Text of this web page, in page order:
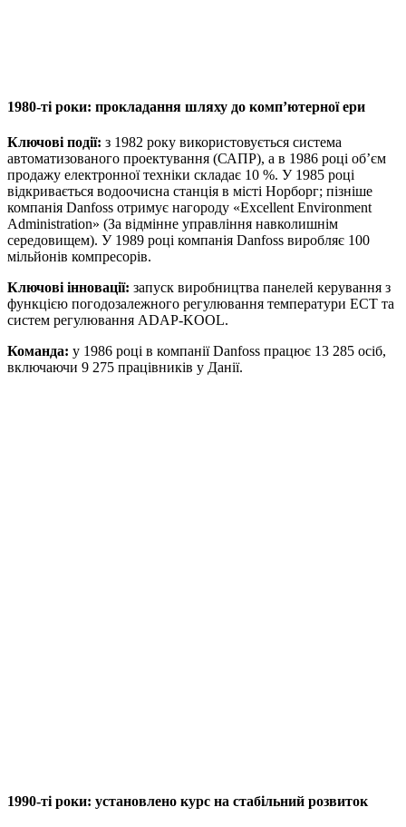
1980-ті роки: прокладання шляху до комп’ютерної ери
Ключові події: з 1982 року використовується система
автоматизованого проектування (САПР), а в 1986 році об’єм
продажу електронної техніки складає 10 %. У 1985 році
відкривається водоочисна станція в місті Норборг; пізніше
компанія Danfoss отримує нагороду «Excellent Environment
Administration» (За відмінне управління навколишнім
середовищем). У 1989 році компанія Danfoss виробляє 100
мільйонів компресорів.
Ключові інновації: запуск виробництва панелей керування з
функцією погодозалежного регулювання температури ECT та
систем регулювання ADAP-KOOL.
Команда: у 1986 році в компанії Danfoss працює 13 285 осіб,
включаючи 9 275 працівників у Данії.
1990-ті роки: установлено курс на стабільний розвиток